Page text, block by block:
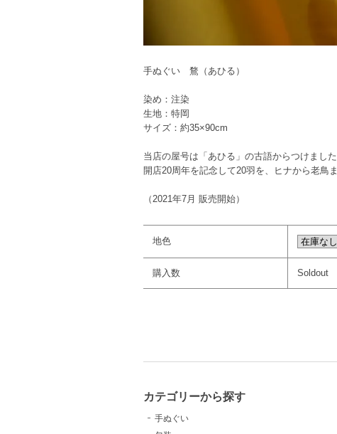
手ぬぐい 鶩（あひる）
染め：注染
生地：特岡
サイズ：約35×90cm
当店の屋号は「あひる」の古語からつけました
開店20周年を記念して20羽を、ヒナから老鳥
（2021年7月 販売開始）
地色
購入数 Soldout
カテゴリーから探す
手ぬぐい